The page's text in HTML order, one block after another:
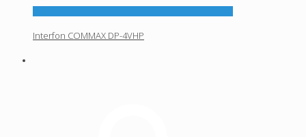
Interfon COMMAX DP-4VHP